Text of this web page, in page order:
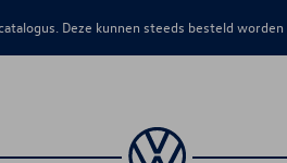
Deze kunnen steeds besteld worden